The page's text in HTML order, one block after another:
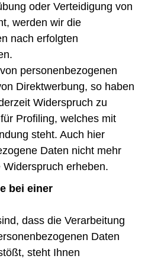
oder Verteidigung von
werden wir die
nach erfolgten
personenbezogenen
Direktwerbung, so haben
Widerspruch zu
Profiling, welches mit
steht. Auch hier
Daten nicht mehr
erheben.
bei einer
dass die Verarbeitung
Daten
steht Ihnen